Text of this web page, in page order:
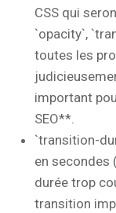
CSS qui
`opacity`,
toutes les
important
SEO**.
`transition-
en secondes
durée trop
transition